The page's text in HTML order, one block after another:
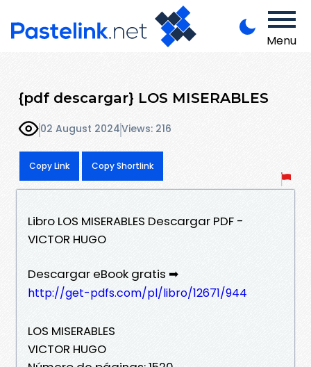
Menu
{pdf descargar} LOS MISERABLES
02 August 2024Views: 216
Copy Link Copy Shortlink
Libro LOS MISERABLES Descargar PDF -
VICTOR HUGO
Descargar eBook gratis ➡
http://get-pdfs.com/pl/libro/12671/944
LOS MISERABLES
VICTOR HUGO